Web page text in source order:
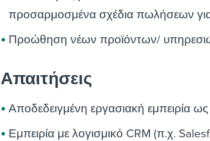
προσαρμοσμένα σχέδια πωλήσεων
Προώθηση νέων προϊόντων/
Απαιτήσεις
Αποδεδειγμένη εργασιακή εμπειρία
Εμπειρία με λογισμικό CRM (π.χ.